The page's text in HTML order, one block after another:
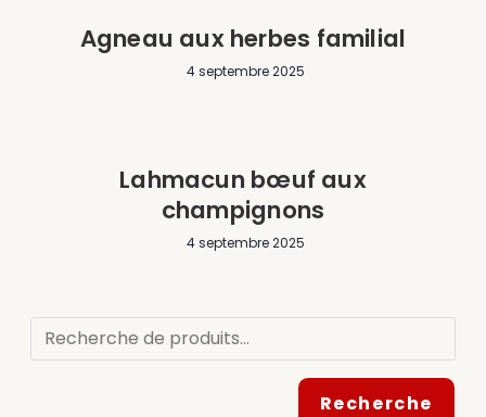
Agneau aux herbes familial
4 septembre 2025
Lahmacun bœuf aux
champignons
4 septembre 2025
Recherche